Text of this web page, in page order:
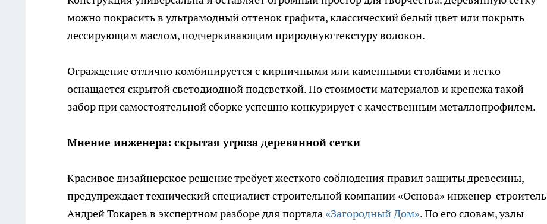
можно покрасить в ультрамодный оттенок графита, классический белый цвет или покрыть
лессирующим маслом, подчеркивающим природную текстуру волокон.
Ограждение отлично комбинируется с кирпичными или каменными столбами и легко
оснащается скрытой светодиодной подсветкой. По стоимости материалов и крепежа такой
забор при самостоятельной сборке успешно конкурирует с качественным металлопрофилем.
Мнение инженера: скрытая угроза деревянной сетки
Красивое дизайнерское решение требует жесткого соблюдения правил защиты древесины,
предупреждает технический специалист строительной компании «Основа» инженер-строитель
Андрей Токарев в экспертном разборе для портала «Загородный Дом». По его словам, узлы